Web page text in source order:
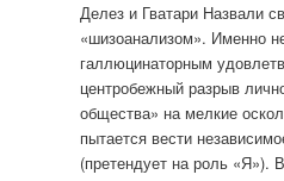
Делез и Гватари Назвали
«шизоанализом». Именно
галлюцинаторным
центробежный разрыв
общества» на мелкие
пытается вести
(претендует на роль «Я»).